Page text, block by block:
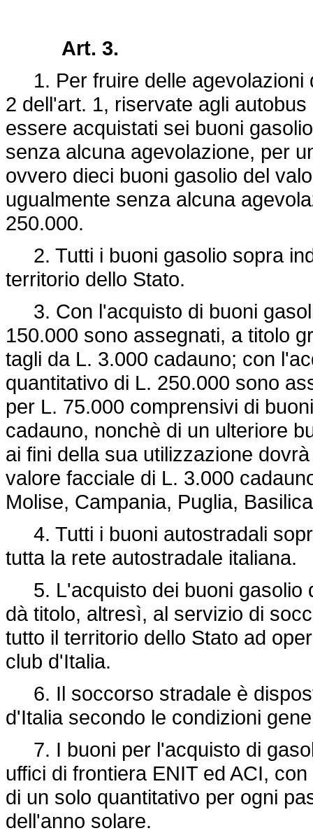
Art. 3.
1. Per fruire delle agevolazioni
2 dell'art. 1, riservate agli
essere acquistati sei buoni
senza alcuna agevolazione, per
ovvero dieci buoni gasolio del
ugualmente senza alcuna
250.000.
2. Tutti i buoni gasolio sopra
territorio dello Stato.
3. Con l'acquisto di buoni
150.000 sono assegnati, a titolo
tagli da L. 3.000 cadauno; con
quantitativo di L. 250.000 sono
per L. 75.000 comprensivi di
cadauno, nonchè di un ulteriore
ai fini della sua utilizzazione
valore facciale di L. 3.000
Molise, Campania, Puglia,
4. Tutti i buoni autostradali
tutta la rete autostradale italiana.
5. L'acquisto dei buoni gasolio
dà titolo, altresì, al servizio di
tutto il territorio dello Stato ad
club d'Italia.
6. Il soccorso stradale è
d'Italia secondo le condizioni
7. I buoni per l'acquisto di
uffici di frontiera ENIT ed ACI,
di un solo quantitativo per ogni
dell'anno solare.